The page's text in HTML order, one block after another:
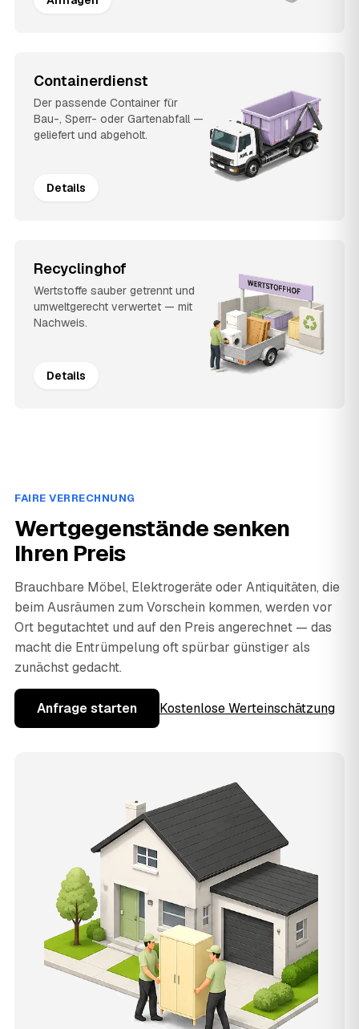
Containerdienst
Der passende Container für
Bau-, Sperr- oder Gartenabfall —
geliefert und abgeholt.
Details
Recyclinghof
Wertstoffe sauber getrennt und
umweltgerecht verwertet — mit
Nachweis.
Details
FAIRE VERRECHNUNG
Wertgegenstände senken
Ihren Preis
Brauchbare Möbel, Elektrogeräte oder Antiquitäten, die
beim Ausräumen zum Vorschein kommen, werden vor
Ort begutachtet und auf den Preis angerechnet — das
macht die Entrümpelung oft spürbar günstiger als
zunächst gedacht.
Anfrage starten Kostenlose Werteinschätzung